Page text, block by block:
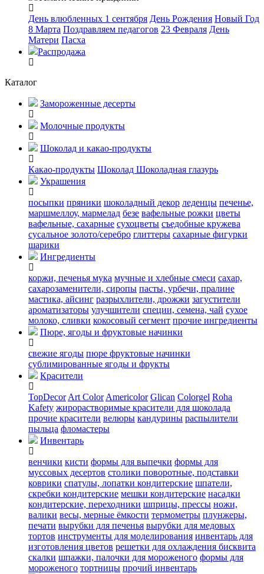
День влюбленных 1 сентября День Рождения Новый Год
8 Марта Поздравляем педагогов 23 Февраля День
Матери Пасха
Распродажа
Каталог
Замороженные десерты
Молочные продукты
Шоколад и какао-продукты
Какао-продукты Шоколад Шоколадная глазурь
Украшения
посыпки пряники шоколадный декор леденцы печенье,
маршмеллоу, мармелад безе вафельные рожки цветы
вафельные, сахарные сухоцветы съедобные кружева
сусальное золото/серебро глиттеры сахарные фигурки
шарики
Ингредиенты
коржи, печенья мука мучные и хлебные смеси сахар,
сахарозаменители, сиропы пасты, урбечи, пралине
мастика, айсинг разрыхлители, дрожжи загустители
ароматизаторы улучшители специи, семена, чай сухое
молоко, сливки кокосовый сегмент прочие ингредиенты
Пюре, ягоды и фруктовые начинки
свежие ягоды пюре фруктовые начинки
сублимированные ягоды и фрукты
Красители
TopDecor Art Color Americolor Glican Colorgel Roha
Kafety жирорастворимые красители для шоколада
прочие красители велюры кандурины распылители
пыльца фломастеры
Инвентарь
венчики кисти формы для выпечки формы для
муссовых десертов столики поворотные, подставки
коврики cпатулы, лопатки кондитерские шпатели,
скребки кондитерские мешки кондитерские насадки
кондитерские, переходники шприцы, прессы ножи,
валики весы, мерные ёмкости термометры плунжеры,
печати вырубки для печенья вырубки для медовых
тортов инструменты для моделирования инвентарь для
изготовления цветов решетки для охлаждения бисквита
скалки шпажки, палочки для мороженого формы для
мороженого тортницы прочий инвентарь